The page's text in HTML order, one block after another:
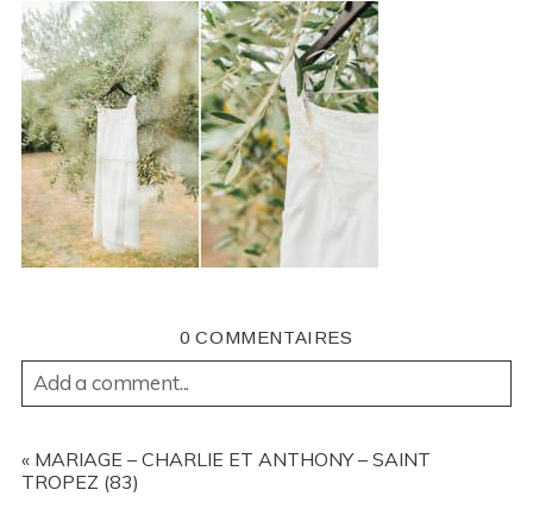
0 COMMENTAIRES
Add a comment...
REQUIRED FIELDS ARE MARKED *
« MARIAGE – CHARLIE ET ANTHONY – SAINT
TROPEZ (83)